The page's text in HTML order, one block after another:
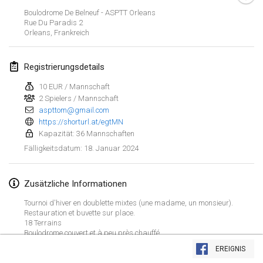
Liste anzeigen
Boulodrome De Belneuf - ASPTT Orleans
Rue Du Paradis 2
Orleans Frankreich
Registrierungsdetails
10 EUR / Mannschaft
2 Spielers / Mannschaft
aspttom@gmail.com
https://shorturl.at/egtMN
Kapazität: 36 Mannschaften
Fälligkeitsdatum: 18. Januar 2024
Zusätzliche Informationen
Tournoi d'hiver en doublette mixtes (une madame, un monsieur).
Restauration et buvette sur place.
18 Terrains
Boulodrome couvert et à peu près chauffé.
EREIGNIS
Tournoi de Mölkky - Lesfous Dubâtonvaigeois
SingeliDuppeli
27. Jan. 2024|Finnland
Februar 2024
US Mölkky Winter
SM HalliMölkky - Finnish Championship
3. Feb. 2024 |Finnland
Indoor de la CASAS